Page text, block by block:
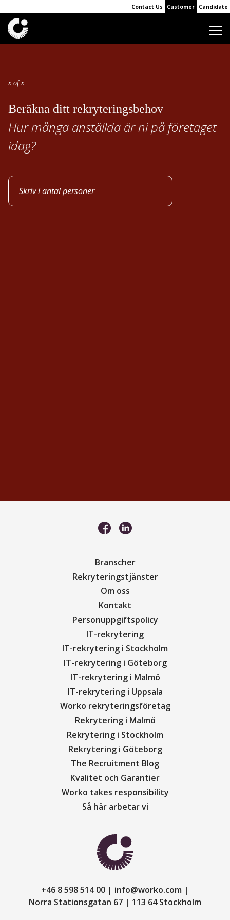
Contact Us Customer Candidate
x ofx
Beräkna ditt rekryteringsbehov
Hur många anställda är ni på företaget
idag?
Branscher
Rekryteringstjänster
Om oss
Kontakt
Personuppgiftspolicy
IT-rekrytering
IT-rekrytering i Stockholm
IT-rekrytering i Göteborg
IT-rekrytering i Malmö
IT-rekrytering i Uppsala
Worko rekryteringsföretag
Rekrytering i Malmö
Rekrytering i Stockholm
Rekrytering i Göteborg
The Recruitment Blog
Kvalitet och Garantier
Worko takes responsibility
Så här arbetar vi
+46 8 598 514 00
info@worko.com
Norra Stationsgatan 67
113 64 Stockholm